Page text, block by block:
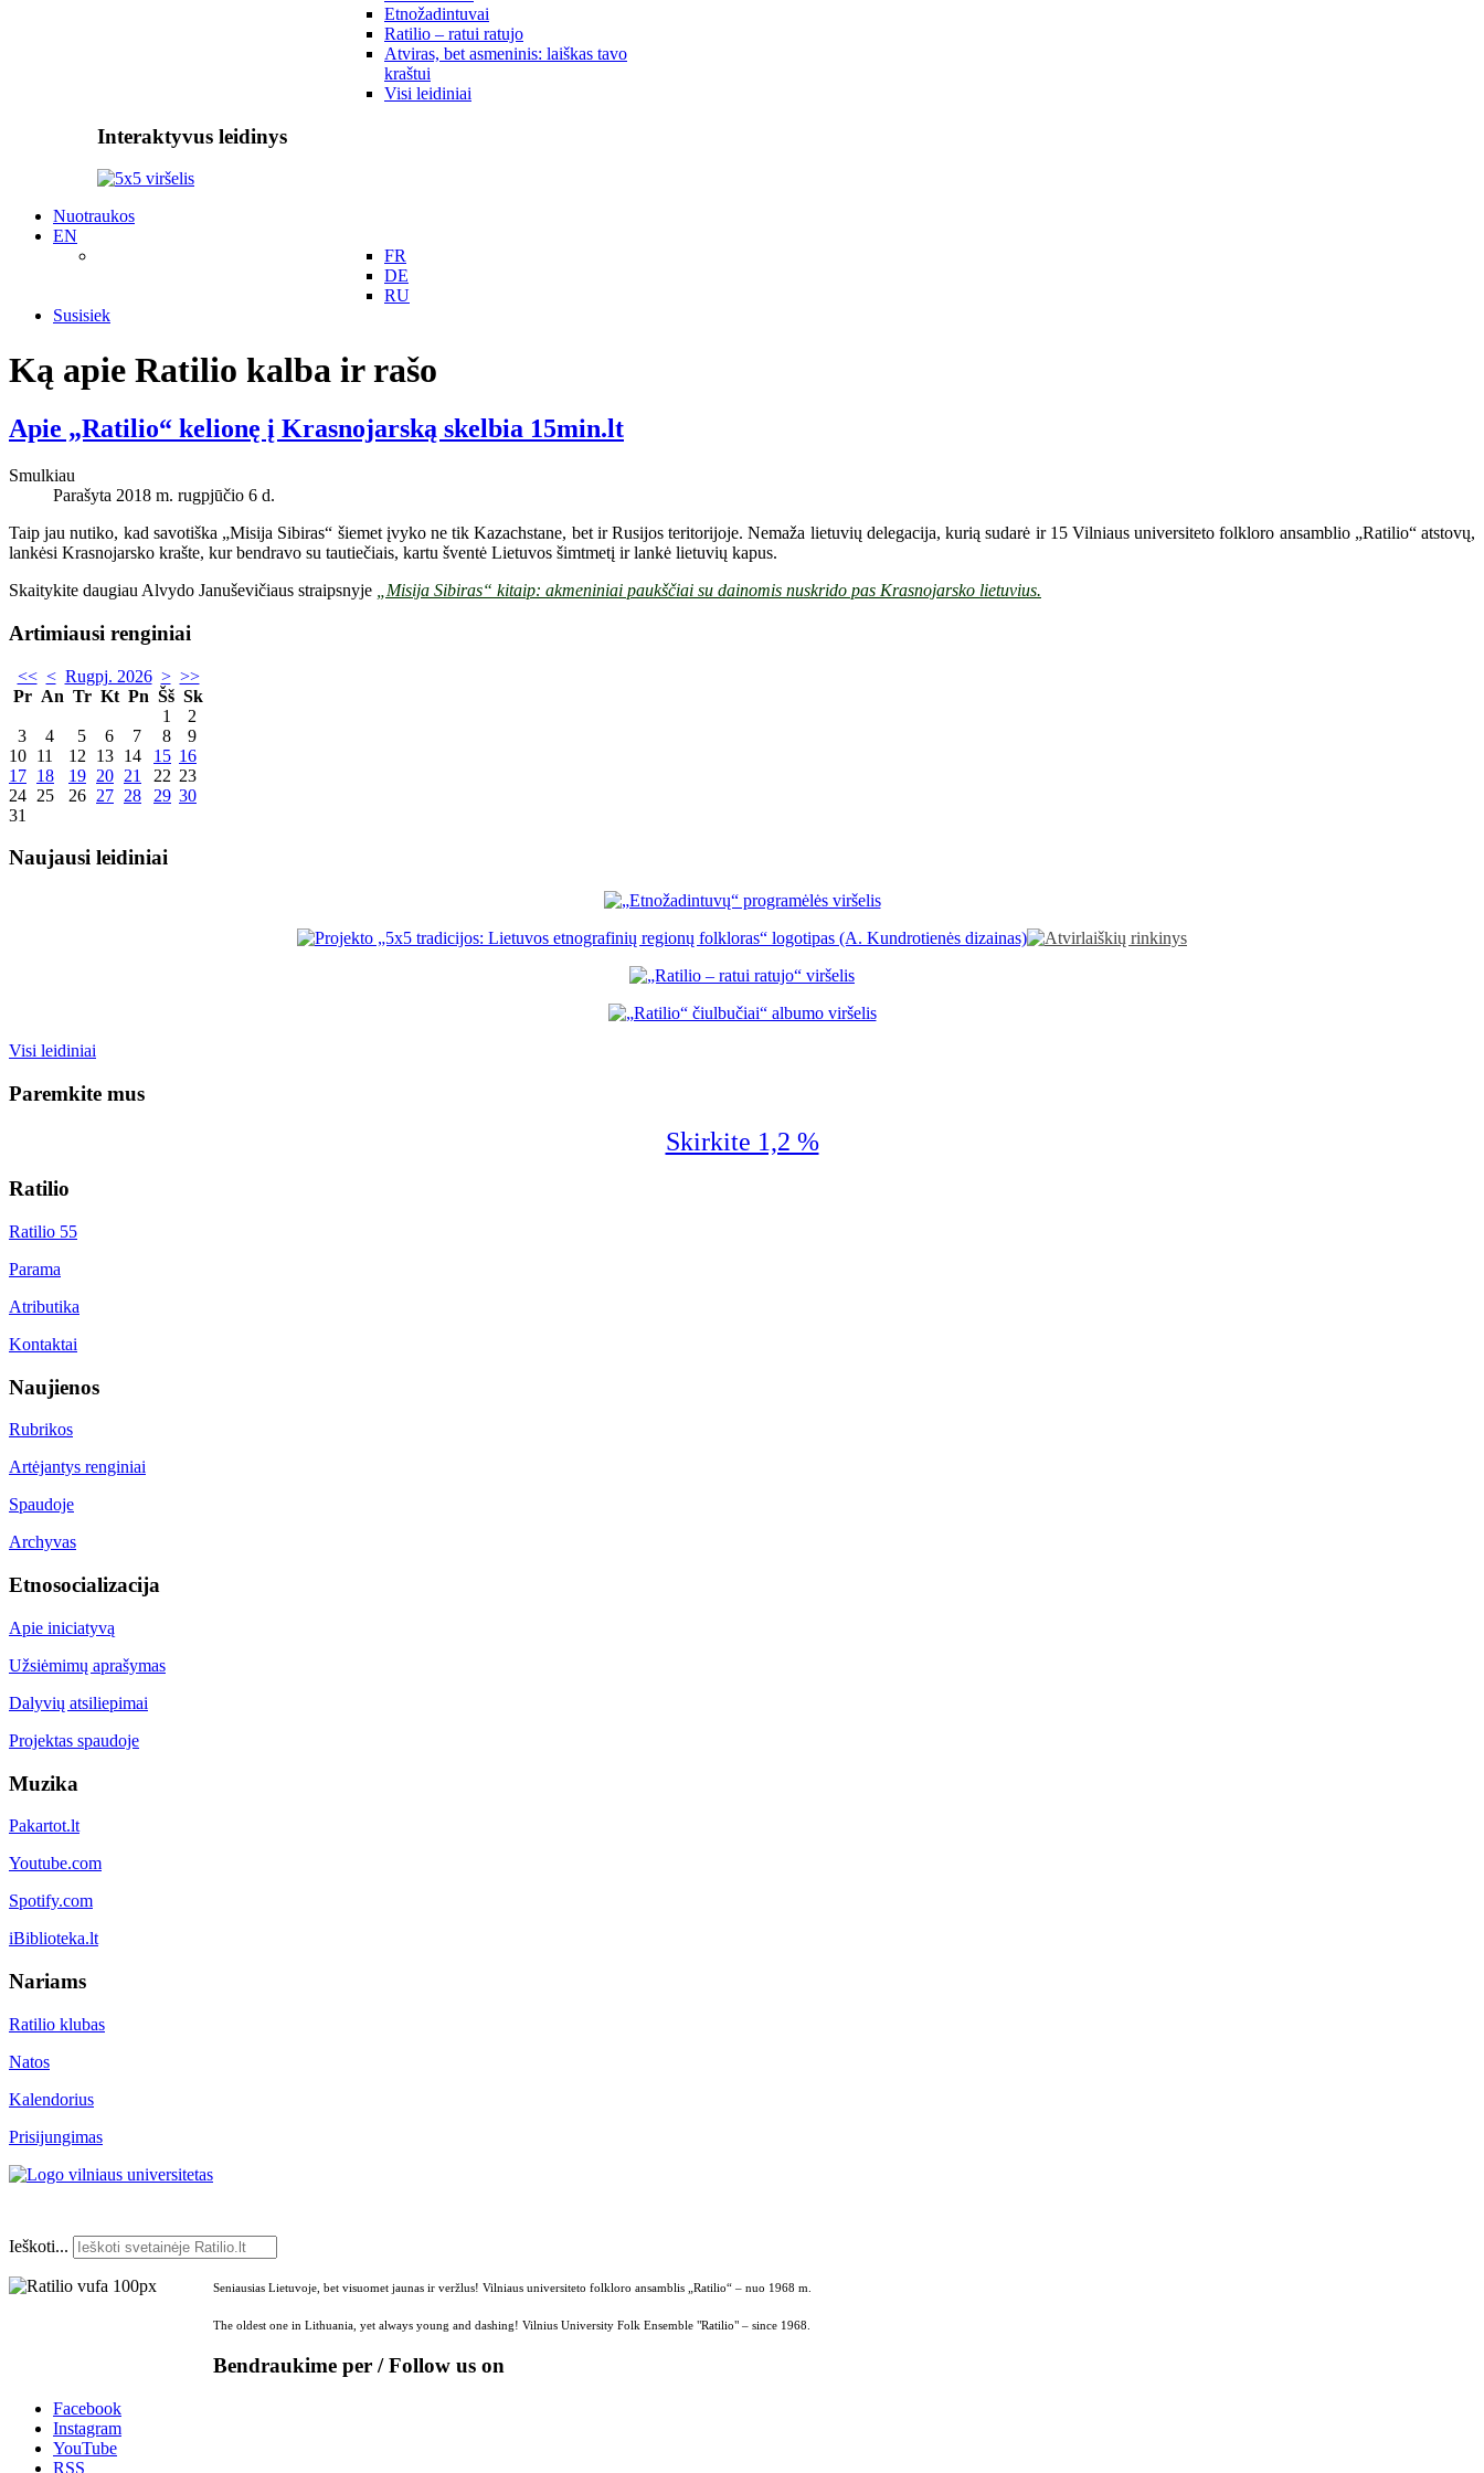
Etnožadintuvai
Ratilio – ratui ratujo
Atviras, bet asmeninis: laiškas tavo
kraštui
Visi leidiniai
Interaktyvus leidinys
Nuotraukos
EN
FR
DE
RU
Susisiek
Ką apie Ratilio kalba ir rašo
Apie „Ratilio“ kelionę į Krasnojarską skelbia 15min.lt
Smulkiau
Parašyta 2018 m. rugpjūčio 6 d.
Taip jau nutiko, kad savotiška „Misija Sibiras“ šiemet įvyko ne tik Kazachstane, bet ir Rusijos teritorijoje. Nemaža lietuvių delegacija, kurią sudarė ir 15 Vilniaus universiteto folkloro ansamblio „Ratilio“ atstovų,
lankėsi Krasnojarsko krašte, kur bendravo su tautiečiais, kartu šventė Lietuvos šimtmetį ir lankė lietuvių kapus.
Skaitykite daugiau Alvydo Januševičiaus straipsnyje
„Misija Sibiras“ kitaip: akmeniniai paukščiai su dainomis nuskrido pas Krasnojarsko lietuvius.
Artimiausi renginiai
<< < Rugpj. 2026 > >>
Pr An Tr Kt Pn Šš Sk
1
2
3
4 5 6 7 8
9
10 11 12 13 14 15 16
17 18 19 20 21 22 23
24 25 26 27 28 29 30
31
Naujausi leidiniai
Visi leidiniai
Paremkite mus
Skirkite 1,2 %
Ratilio
Ratilio 55
Parama
Atributika
Kontaktai
Naujienos
Rubrikos
Artėjantys renginiai
Spaudoje
Archyvas
Etnosocializacija
Apie iniciatyvą
Užsiėmimų aprašymas
Dalyvių atsiliepimai
Projektas spaudoje
Muzika
Pakartot.lt
Youtube.com
Spotify.com
iBiblioteka.lt
Nariams
Ratilio klubas
Natos
Kalendorius
Prisijungimas
Ieškoti...
Seniausias Lietuvoje, bet visuomet jaunas ir veržlus! Vilniaus universiteto folkloro ansamblis „Ratilio“ – nuo 1968 m.
The oldest one in Lithuania, yet always young and dashing! Vilnius University Folk Ensemble "Ratilio" – since 1968.
Bendraukime per / Follow us on
Facebook
Instagram
YouTube
RSS